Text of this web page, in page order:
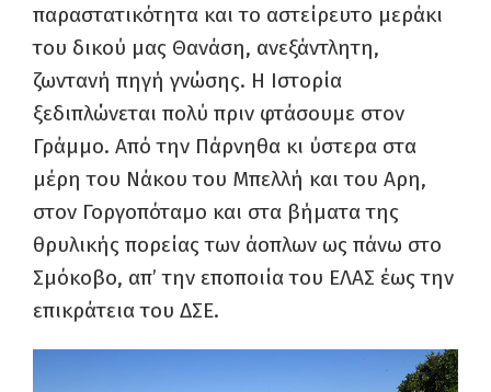
παραστατικότητα και το αστείρευτο μεράκι
του δικού μας Θανάση, ανεξάντλητη,
ζωντανή πηγή γνώσης. Η Ιστορία
ξεδιπλώνεται πολύ πριν φτάσουμε στον
Γράμμο. Από την Πάρνηθα κι ύστερα στα
μέρη του Νάκου του Μπελλή και του Αρη,
στον Γοργοπόταμο και στα βήματα της
θρυλικής πορείας των άοπλων ως πάνω στο
Σμόκοβο, απ’ την εποποιία του ΕΛΑΣ έως την
επικράτεια του ΔΣΕ.